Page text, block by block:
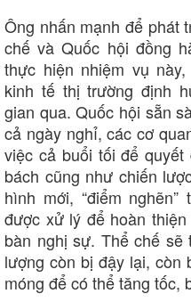
Sức khỏe
Ông nhấn mạnh để phát
chế và Quốc hội đồng
thực hiện nhiệm vụ
kinh tế thị trường định
gian qua. Quốc hội sẵn
cả ngày nghỉ, các cơ
việc cả buổi tối để
bách cũng như chiến
hình mới, “điểm
được xử lý để hoàn
bàn nghị sự. Thể chế sẽ
lượng còn bị đậy lại, còn
móng để có thể tăng tốc,